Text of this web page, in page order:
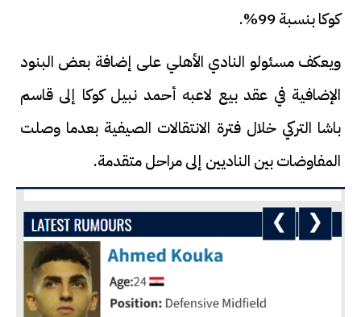
كوكا بنسبة 99%.
ويعكف مسئولو النادي الأهلي على إضافة بعض البنود
الإضافية في عقد بيع لاعبه أحمد نبيل كوكا إلى قاسم
باشا التركي خلال فترة الانتقالات الصيفية بعدما وصلت
المفاوضات بين الناديين إلى مراحل متقدمة.